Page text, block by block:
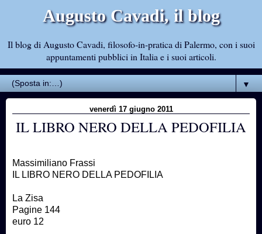
Augusto Cavadi, il blog
Il blog di Augusto Cavadi, filosofo-in-pratica di Palermo, con i suoi
appuntamenti pubblici in Italia e i suoi articoli.
▼
venerdì 17 giugno 2011
IL LIBRO NERO DELLA PEDOFILIA
Massimiliano Frassi
IL LIBRO NERO DELLA PEDOFILIA
La Zisa
Pagine 144
euro 12